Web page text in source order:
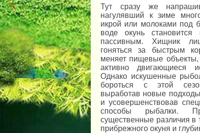
Тут сразу же
нагулявший к зиме
икрой или молоками под
воде окунь
пассивным. Хищник
гоняться за быстрым
меняет пищевые объекты,
активно двигающиеся
Однако искушенные
бороться с этой
выработав новые
и усовершенствовав
способы рыбалки.
существенные различия в
прибрежного окуня и